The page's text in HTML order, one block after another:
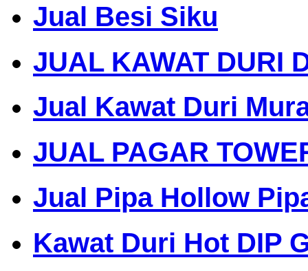
Jual Besi Siku
JUAL KAWAT DURI
Jual Kawat Duri
JUAL PAGAR
Jual Pipa Hollow
Kawat Duri Hot DIP